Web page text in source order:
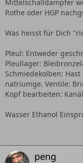
Mittelschalldämpfer
Rothe oder HGP
Was heisst für Dich
Pleul: Entweder
Pleullager:
Schmiedekolben:
natriumge. Ventile:
Kopf bearbeiten:
Wasser Ethanol
peng